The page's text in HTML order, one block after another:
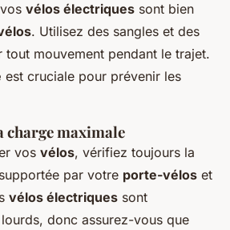
vélos électriques sont bien
. Utilisez des sangles et des
mouvement pendant le trajet.
est cruciale pour prévenir les
charge maximale
vos vélos, vérifiez toujours la
supportée par votre porte-vélos et
vélos électriques sont
donc assurez-vous que